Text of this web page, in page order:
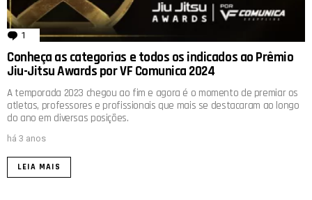
1 comentário
Conheça as categorias e todos os indicados ao Prêmio
Jiu-Jitsu Awards por VF Comunica 2024
A temporada 2023 chegou ao fim e agora é o momento de premiar os
atletas, professores e profissionais que mais se destacaram ao longo
do ano em diversas posições.
há 3 anos
LEIA MAIS